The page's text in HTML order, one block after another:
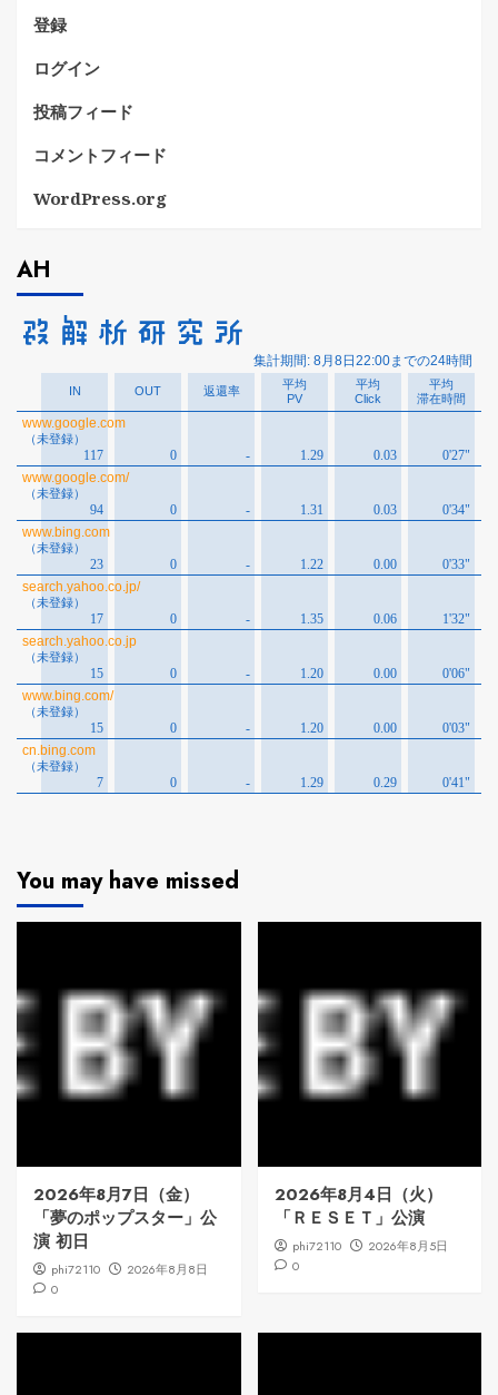
登録
ログイン
投稿フィード
コメントフィード
WordPress.org
AH
You may have missed
2026年8月7日（金）
「夢のポップスター」公
演 初日
phi72110
2026年8月8日
0
2026年8月4日（火）
「ＲＥＳＥＴ」公演
phi72110
2026年8月5日
0